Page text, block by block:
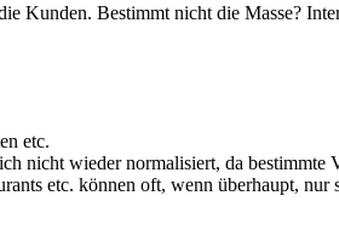
Kunden. Bestimmt nicht die Masse?
etc.
nicht wieder normalisiert, da bestimmte
etc. können oft, wenn überhaupt, nur